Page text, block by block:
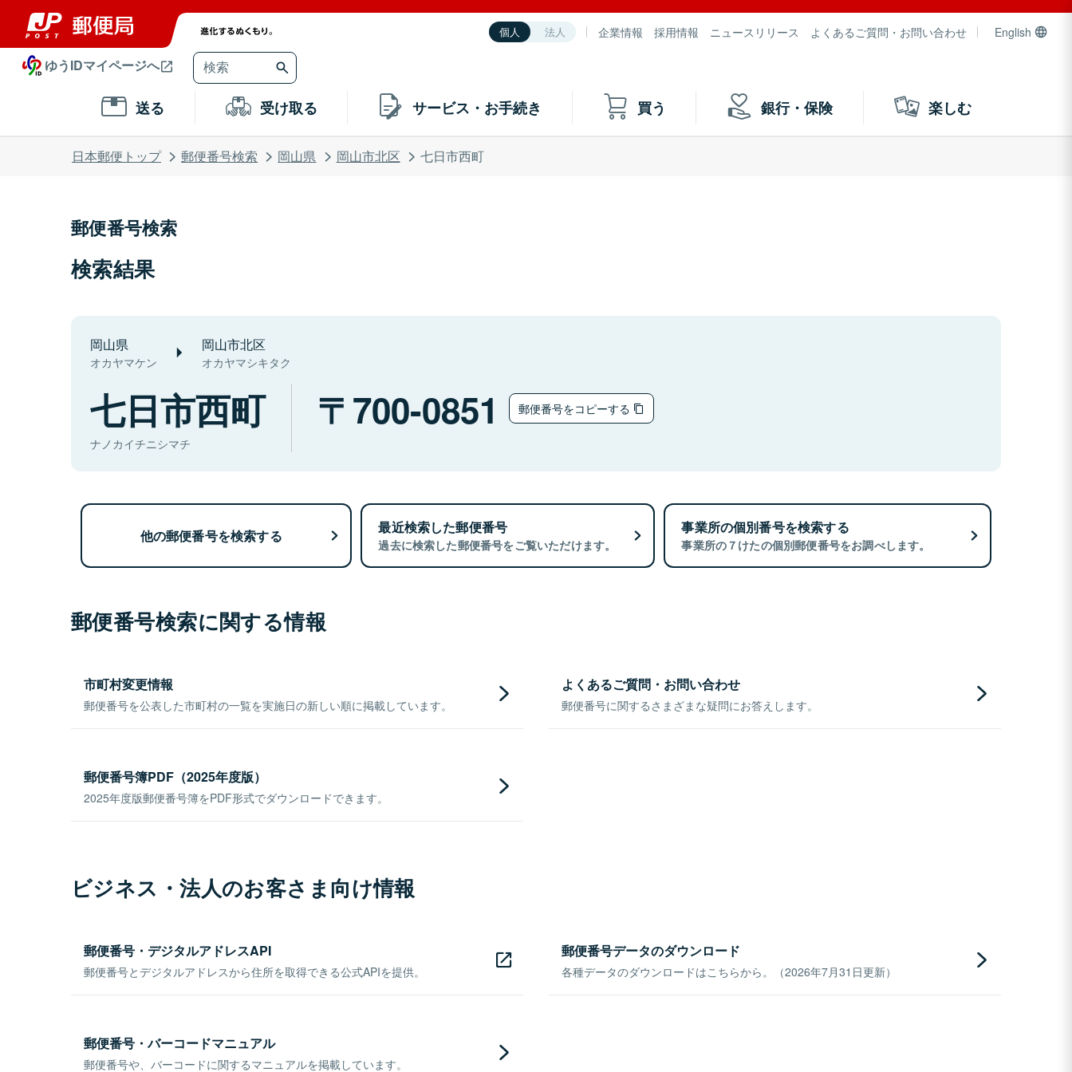
個人 法人 企業情報 採用情報 ニュースリリース よくあるご質問・お問い合わせ English
ゆうIDマイページへ
送る 受け取る サービス・お手続き 買う 銀行・保険 楽しむ
日本郵便トップ 郵便番号検索 岡山県 岡山市北区 七日市西町
郵便番号検索
検索結果
岡山県
オカヤマケン
岡山市北区
オカヤマシキタク
七日市西町
ナノカイチニシマチ
700-0851 郵便番号をコピーする
他の郵便番号を検索する 最近検索した郵便番号
過去に検索した郵便番号をご覧いただけます。
事業所の個別番号を検索する
事業所の７けたの個別郵便番号をお調べします。
郵便番号検索に関する情報
市町村変更情報
郵便番号を公表した市町村の一覧を実施日の新しい順に掲載しています。
よくあるご質問・お問い合わせ
郵便番号に関するさまざまな疑問にお答えします。
郵便番号簿PDF（2025年度版）
2025年度版郵便番号簿をPDF形式でダウンロードできます。
ビジネス・法人のお客さま向け情報
郵便番号・デジタルアドレスAPI
郵便番号とデジタルアドレスから住所を取得できる公式APIを提供。
郵便番号データのダウンロード
各種データのダウンロードはこちらから。（2026年7月31日更新）
郵便番号・バーコードマニュアル
郵便番号や、バーコードに関するマニュアルを掲載しています。